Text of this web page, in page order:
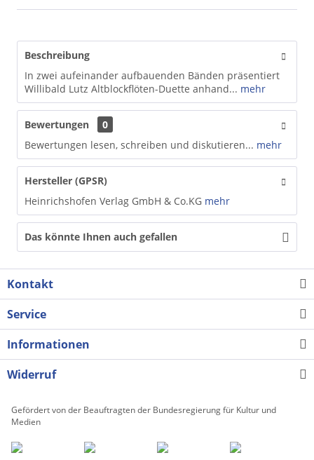
Beschreibung
In zwei aufeinander aufbauenden Bänden präsentiert
Willibald Lutz Altblockflöten-Duette anhand... mehr
Bewertungen
0
Bewertungen lesen, schreiben und diskutieren... mehr
Hersteller (GPSR)
Heinrichshofen Verlag GmbH & Co.KG mehr
Das könnte Ihnen auch gefallen
Kontakt
Service
Informationen
Widerruf
Gefördert von der Beauftragten der Bundesregierung für Kultur und
Medien